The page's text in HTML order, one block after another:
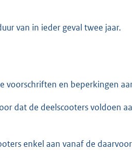
van in ieder geval twee jaar.
voorschriften en beperkingen
dat de deelscooters voldoen
enkel aan vanaf de